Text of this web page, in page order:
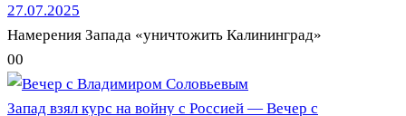
27.07.2025
Намерения Запада «уничтожить Калининград»
00
Запад взял курс на войну с Россией — Вечер с